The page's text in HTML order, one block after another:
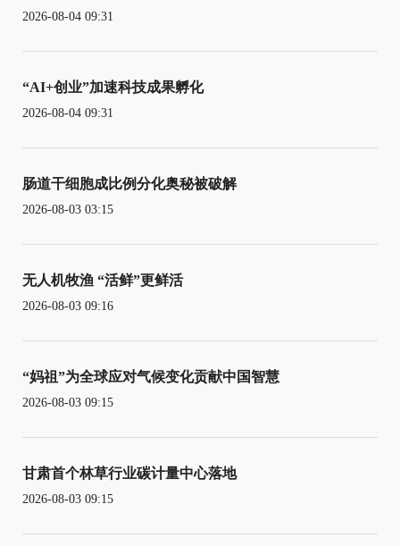
2026-08-04 09:31
“AI+创业”加速科技成果孵化
2026-08-04 09:31
肠道干细胞成比例分化奥秘被破解
2026-08-03 03:15
无人机牧渔 “活鲜”更鲜活
2026-08-03 09:16
“妈祖”为全球应对气候变化贡献中国智慧
2026-08-03 09:15
甘肃首个林草行业碳计量中心落地
2026-08-03 09:15